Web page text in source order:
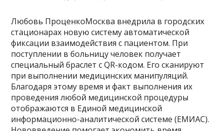
Любовь ПроценкоМосква внедрила в городских
стационарах новую систему автоматической
фиксации взаимодействия с пациентом. При
поступлении в больницу человек получает
специальный браслет с QR-кодом. Его сканируют
при выполнении медицинских манипуляций.
Благодаря этому время и факт выполнения их
проведения любой медицинской процедуры
отображаются в Единой медицинской
информационно-аналитической системе (ЕМИАС).